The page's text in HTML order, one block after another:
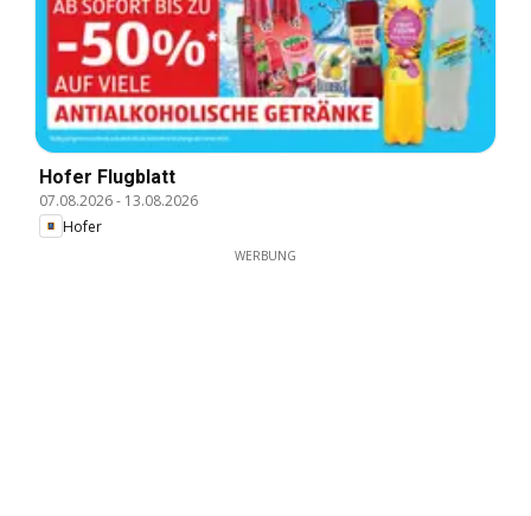
Hofer Flugblatt
07.08.2026- 13.08.2026
Hofer
WERBUNG